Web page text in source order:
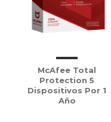
McAfee Total
Protection 5
Dispositivos Por 1
Año